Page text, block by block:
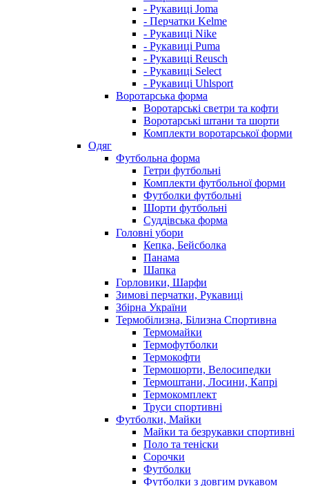
- Рукавиці Joma
- Перчатки Kelme
- Рукавиці Nike
- Рукавиці Puma
- Рукавиці Reusch
- Рукавиці Select
- Рукавиці Uhlsport
Воротарська форма
Воротарські светри та кофти
Воротарські штани та шорти
Комплекти воротарської форми
Одяг
Футбольна форма
Гетри футбольні
Комплекти футбольної форми
Футболки футбольні
Шорти футбольні
Суддівська форма
Головні убори
Кепка, Бейсболка
Панама
Шапка
Горловики, Шарфи
Зимові перчатки, Рукавиці
Збірна України
Термобілизна, Білизна Спортивна
Термомайки
Термофутболки
Термокофти
Термошорти, Велосипедки
Термоштани, Лосини, Капрі
Термокомплект
Труси спортивні
Футболки, Майки
Майки та безрукавки спортивні
Поло та теніски
Сорочки
Футболки
Футболки з довгим рукавом